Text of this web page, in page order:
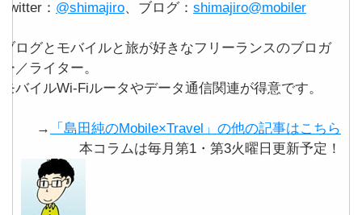
Twitter： @shimajiro、ブログ： shimajiro@mobiler
ブログとモバイルと旅が好きなフリーランスのブロガ
ー／ライター。
モバイルWi-Fiルータやデータ通信関連が得意です。
→
「島田純のMobile×Travel」の他の記事はこちら
本コラムは毎月第1・第3火曜日更新予定！